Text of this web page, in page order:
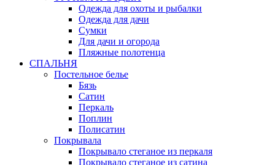
Одежда для охоты и рыбалки
Одежда для дачи
Сумки
Для дачи и огорода
Пляжные полотенца
СПАЛЬНЯ
Постельное белье
Бязь
Сатин
Перкаль
Поплин
Полисатин
Покрывала
Покрывало стеганое из перкаля
Покрывало стеганое из сатина